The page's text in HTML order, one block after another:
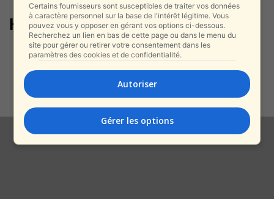
Hassan Nasrallah
La provocation du porte-parole
de Tsahal en arabe avant les
Certains fournisseurs sont susceptibles de traiter vos données
à caractère personnel sur la base de l'intérêt légitime. Vous
pouvez vous y opposer en gérant vos options ci-dessous.
Recherchez un lien en bas de cette page ou dans le menu du
site pour gérer ou retirer votre consentement dans les
paramètres des cookies et de confidentialité.
Autoriser
Gérer les options